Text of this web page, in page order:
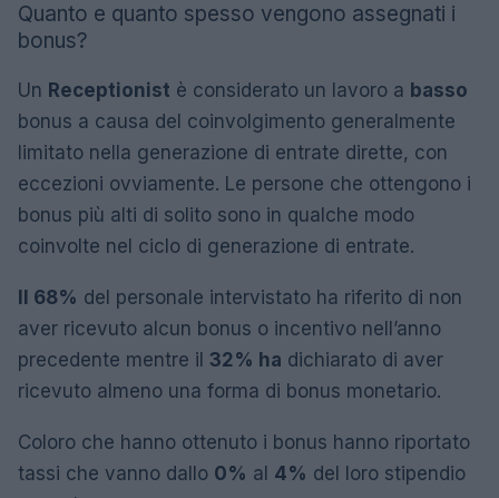
Quanto e quanto spesso vengono assegnati i
bonus?
Un Receptionist è considerato un lavoro a basso
bonus a causa del coinvolgimento generalmente
limitato nella generazione di entrate dirette, con
eccezioni ovviamente. Le persone che ottengono i
bonus più alti di solito sono in qualche modo
coinvolte nel ciclo di generazione di entrate.
Il 68% del personale intervistato ha riferito di non
aver ricevuto alcun bonus o incentivo nell’anno
precedente mentre il 32% ha dichiarato di aver
ricevuto almeno una forma di bonus monetario.
Coloro che hanno ottenuto i bonus hanno riportato
tassi che vanno dallo 0% al 4% del loro stipendio